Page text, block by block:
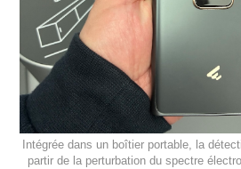
Intégrée dans un boîtier portable, la
partir de la perturbation du spectre